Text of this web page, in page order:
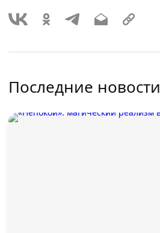
Последние новости